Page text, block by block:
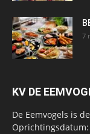
7
KV DE
De Eemvogels is